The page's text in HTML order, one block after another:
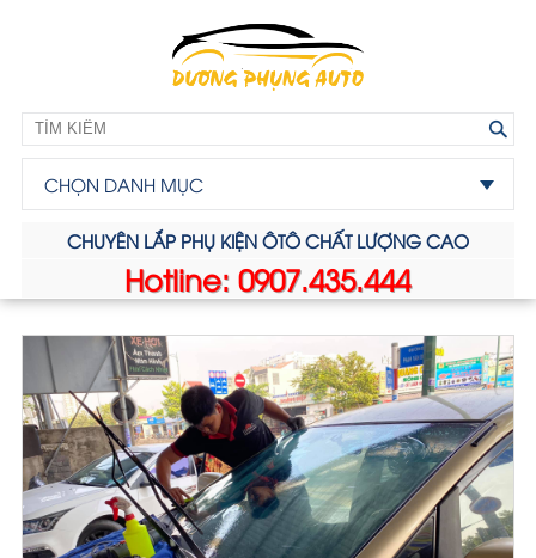
CHỌN DANH MỤC
CHUYÊN LẮP PHỤ KIỆN ÔTÔ CHẤT LƯỢNG CAO
Hotline: 0907.435.444